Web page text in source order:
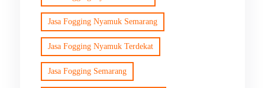
Jasa Fogging Nyamuk Semarang
Jasa Fogging Nyamuk Terdekat
Jasa Fogging Semarang